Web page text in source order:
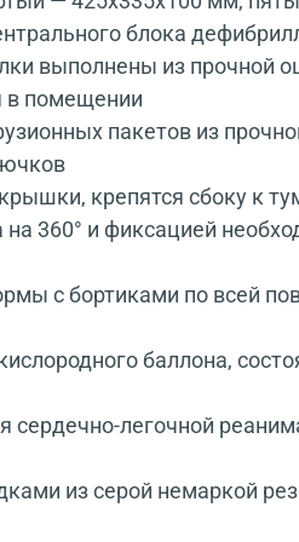
блока
выполнены из прочной
в помещении
пакетов из
крепятся сбоку к
360° и фиксацией
с бортиками по всей
баллона,
легочной
из серой немаркой